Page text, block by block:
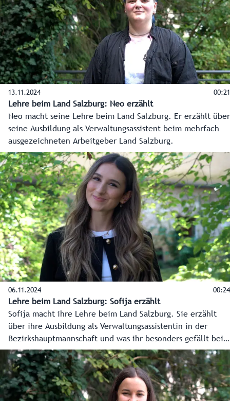
13.11.2024 00:21
Lehre beim Land Salzburg: Neo erzählt
Neo macht seine Lehre beim Land Salzburg. Er erzählt über
seine Ausbildung als Verwaltungsassistent beim mehrfach
ausgezeichneten Arbeitgeber Land Salzburg.
06.11.2024 00:24
Lehre beim Land Salzburg: Sofija erzählt
Sofija macht ihre Lehre beim Land Salzburg. Sie erzählt
über ihre Ausbildung als Verwaltungsassistentin in der
Bezirkshauptmannschaft und was ihr besonders gefällt beim
mehrfach ausgezeichneten Arbeitgeber Land Salzburg.